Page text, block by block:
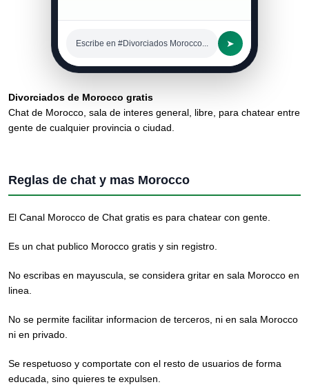
Escribe en #Divorciados Morocco... ➤
Divorciados de Morocco gratis
Chat de Morocco, sala de interes general, libre, para chatear entre
gente de cualquier provincia o ciudad.
Reglas de chat y mas Morocco
El Canal Morocco de Chat gratis es para chatear con gente.
Es un chat publico Morocco gratis y sin registro.
No escribas en mayuscula, se considera gritar en sala Morocco en
linea.
No se permite facilitar informacion de terceros, ni en sala Morocco
ni en privado.
Se respetuoso y comportate con el resto de usuarios de forma
educada, sino quieres te expulsen.